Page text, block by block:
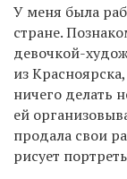
У меня была
стране.
девочкой-
из
ничего делать
ей
продала свои
рисует